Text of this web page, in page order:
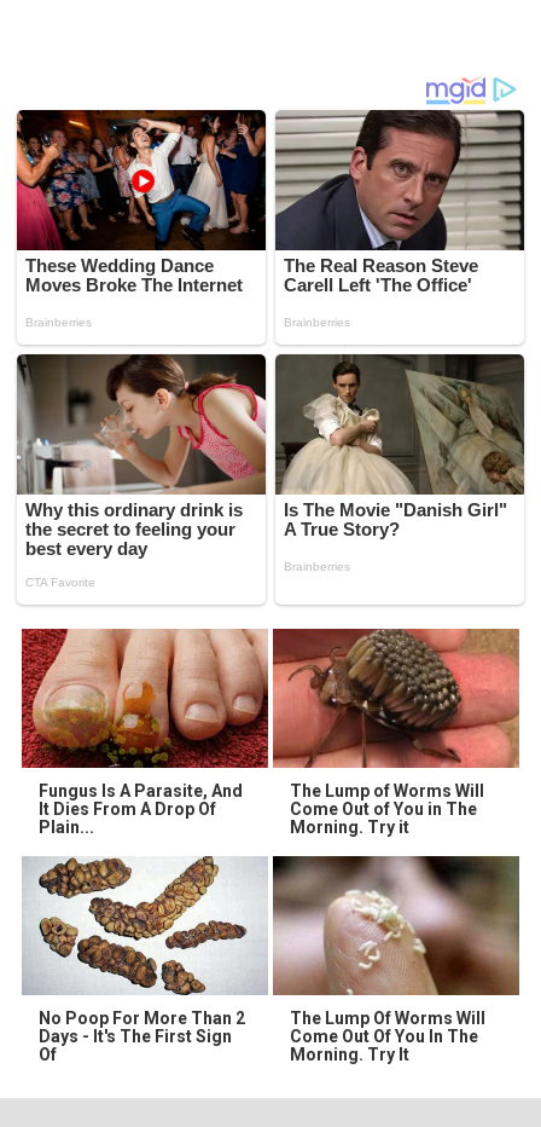
Fungus Is A Parasite, And
It Dies From A Drop Of
Plain...
The Lump of Worms Will
Come Out of You in The
Morning. Try it
No Poop For More Than 2
Days - It's The First Sign
Of
The Lump Of Worms Will
Come Out Of You In The
Morning. Try It